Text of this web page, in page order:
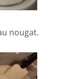
nougat.